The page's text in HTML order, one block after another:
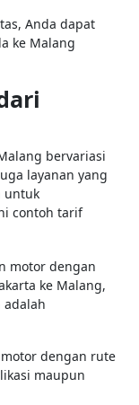
Anda dapat
ke Malang
bervariasi
layanan yang
untuk
contoh tarif
motor dengan
ke Malang,
adalah
dengan rute
maupun